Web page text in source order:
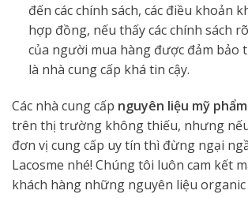
đến các chính sách, các điều khoản
hợp đồng, nếu thấy các chính sách
của người mua hàng được đảm bảo
là nhà cung cấp khá tin cậy.
Các nhà cung cấp nguyên liệu mỹ
trên thị trường không thiếu, nhưng
đơn vị cung cấp uy tín thì đừng ngại
Lacosme nhé! Chúng tôi luôn cam kết
khách hàng những nguyên liệu